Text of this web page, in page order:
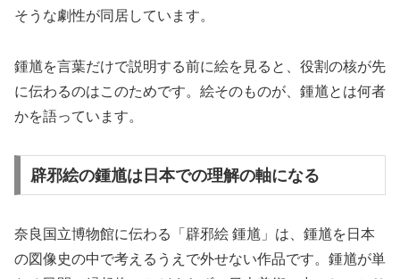
そうな劇性が同居しています。
鍾馗を言葉だけで説明する前に絵を見ると、役割の核が先
に伝わるのはこのためです。絵そのものが、鍾馗とは何者
かを語っています。
辟邪絵の鍾馗は日本での理解の軸になる
奈良国立博物館に伝わる「辟邪絵 鍾馗」は、鍾馗を日本
の図像史の中で考えるうえで外せない作品です。鍾馗が単